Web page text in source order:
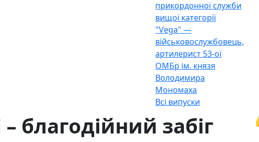
прикордонної служби
вищої категорії
"Vega" —
військовослужбовець,
артилерист 53-ої
ОМБр ім. князя
Володимира
Мономаха
Всі випуски
благодійний забіг